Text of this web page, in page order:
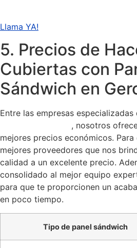
Llama YA!
5. Precios de
Cubiertas con
Sándwich en
Entre las empresas especializadas
, nosotros
mejores precios económicos.
mejores proveedores que nos
calidad a un excelente precio.
consolidado al mejor equipo
para que te proporcionen un
en poco tiempo.
Tipo de panel sándwich